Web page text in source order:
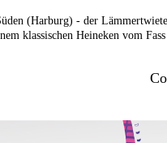
(Harburg) - der
klassischen Heineken vom